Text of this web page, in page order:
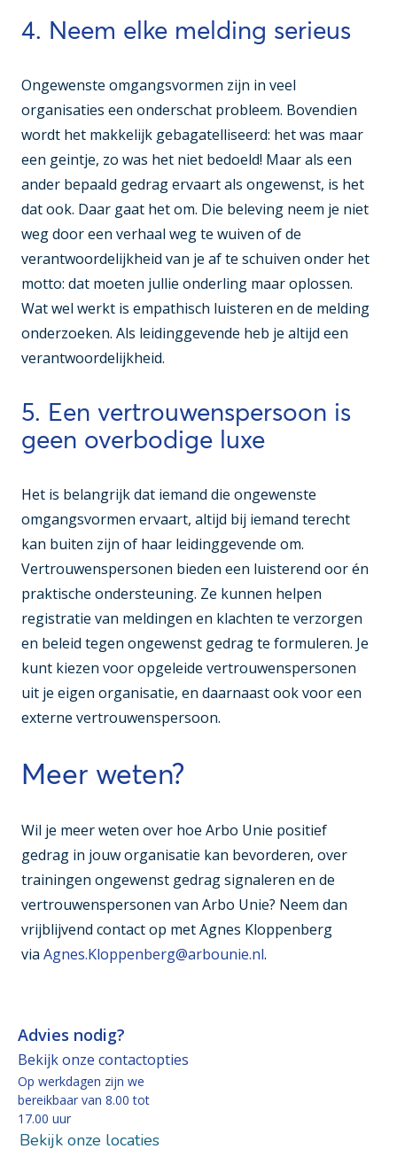
4. Neem elke melding serieus
Ongewenste omgangsvormen zijn in veel
organisaties een onderschat probleem. Bovendien
wordt het makkelijk gebagatelliseerd: het was maar
een geintje, zo was het niet bedoeld! Maar als een
ander bepaald gedrag ervaart als ongewenst, is het
dat ook. Daar gaat het om. Die beleving neem je niet
weg door een verhaal weg te wuiven of de
verantwoordelijkheid van je af te schuiven onder het
motto: dat moeten jullie onderling maar oplossen.
Wat wel werkt is empathisch luisteren en de melding
onderzoeken. Als leidinggevende heb je altijd een
verantwoordelijkheid.
5. Een vertrouwenspersoon is
geen overbodige luxe
Het is belangrijk dat iemand die ongewenste
omgangsvormen ervaart, altijd bij iemand terecht
kan buiten zijn of haar leidinggevende om.
Vertrouwenspersonen bieden een luisterend oor én
praktische ondersteuning. Ze kunnen helpen
registratie van meldingen en klachten te verzorgen
en beleid tegen ongewenst gedrag te formuleren. Je
kunt kiezen voor opgeleide vertrouwenspersonen
uit je eigen organisatie, en daarnaast ook voor een
externe vertrouwenspersoon.
Meer weten?
Wil je meer weten over hoe Arbo Unie positief
gedrag in jouw organisatie kan bevorderen, over
trainingen ongewenst gedrag signaleren en de
vertrouwenspersonen van Arbo Unie? Neem dan
vrijblijvend contact op met Agnes Kloppenberg
via Agnes.Kloppenberg@arbounie.nl.
Advies nodig?
Bekijk onze contactopties
Op werkdagen zijn we
bereikbaar van 8.00 tot
17.00 uur
Bekijk onze locaties